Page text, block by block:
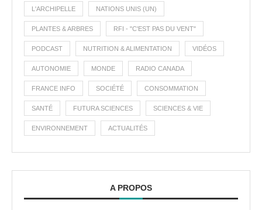
L'ARCHIPELLE NATIONS UNIS (UN)
PLANTES & ARBRES RFI - "C'EST PAS DU VENT"
PODCAST NUTRITION & ALIMENTATION VIDÉOS
AUTONOMIE MONDE RADIO CANADA
FRANCE INFO SOCIÉTÉ CONSOMMATION
SANTÉ FUTURA SCIENCES SCIENCES & VIE
ENVIRONNEMENT ACTUALITÉS
A PROPOS